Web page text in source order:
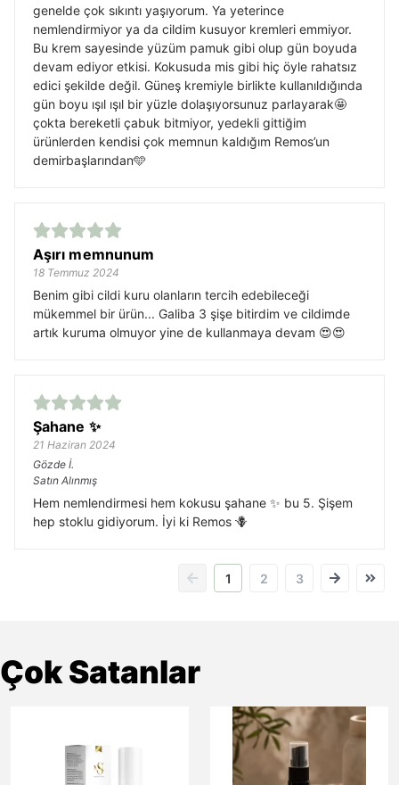
genelde çok sıkıntı yaşıyorum. Ya yeterince
nemlendirmiyor ya da cildim kusuyor kremleri emmiyor.
Bu krem sayesinde yüzüm pamuk gibi olup gün boyuda
devam ediyor etkisi. Kokusuda mis gibi hiç öyle rahatsız
edici şekilde değil. Güneş kremiyle birlikte kullanıldığında
gün boyu ışıl ışıl bir yüzle dolaşıyorsunuz parlayarak🤩
çokta bereketli çabuk bitmiyor, yedekli gittiğim
ürünlerden kendisi çok memnun kaldığım Remos’un
demirbaşlarından🩵
Aşırı memnunum
18 Temmuz 2024
Benim gibi cildi kuru olanların tercih edebileceği
mükemmel bir ürün... Galiba 3 şişe bitirdim ve cildimde
artık kuruma olmuyor yine de kullanmaya devam 😍😍
Şahane ✨
21 Haziran 2024
Gözde İ.
Satın Alınmış
Hem nemlendirmesi hem kokusu şahane ✨ bu 5. Şişem
hep stoklu gidiyorum. İyi ki Remos 🪻
1 2 3
Çok Satanlar